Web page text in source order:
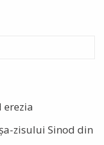
erezia
zisului Sinod din